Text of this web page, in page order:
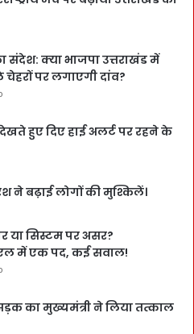
संदेश: क्या भाजपा उत्तराखंड में
पर लगाएगी दांव?
देखते हुए दिए हाई अलर्ट पर रहने के
ने बढ़ाई लोगों की मुश्किलें।
या सिस्टम पर असर?
में एक पद, कई सवाल!
सड़क का मुख्यमंत्री ने लिया तत्काल